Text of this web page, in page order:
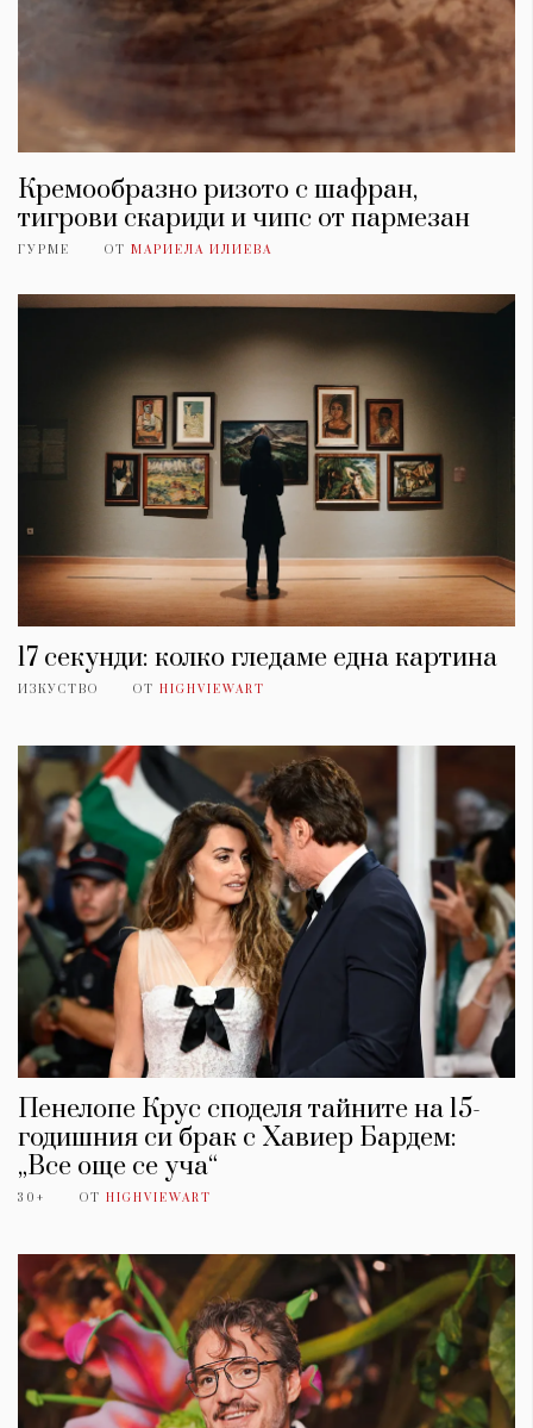
Кремообразно ризото с шафран,
тигрови скариди и чипс от пармезан
ГУРМЕ ОТ МАРИЕЛА ИЛИЕВА
17 секунди: колко гледаме една картина
ИЗКУСТВО ОТ HIGHVIEWART
Пенелопе Крус споделя тайните на 15-
годишния си брак с Хавиер Бардем:
„Все още се уча“
30+ ОТ HIGHVIEWART